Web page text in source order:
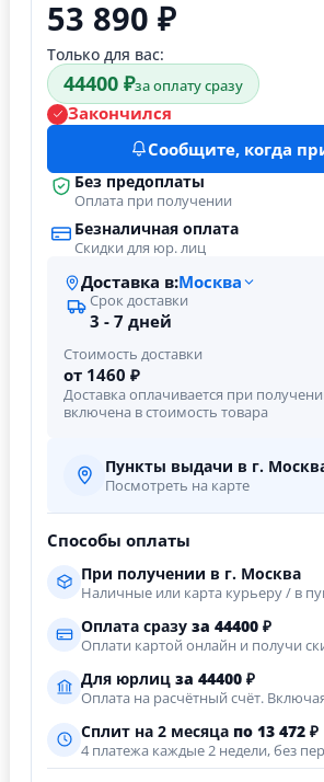
53 890 ₽
Только для вас:
44400 ₽за оплату сразу
Закончился
Сообщите, когда
Без предоплаты
Оплата при получении
Безналичная оплата
Скидки для юр. лиц
Доставка в:Москва
Срок доставки
3 - 7 дней
Стоимость доставки
от 1460 ₽
Доставка оплачивается при
включена в стоимость товара
Пункты выдачи в г.
Посмотреть на карте
Способы оплаты
При получении в г. Москва
Наличные или карта курьеру / в
Оплата сразу за 44400 ₽
Оплати картой онлайн и получи
Для юрлиц за 44400 ₽
Оплата на расчётный счёт.
Сплит на 2 месяца по 13 472 ₽
4 платежа каждые 2 недели, без